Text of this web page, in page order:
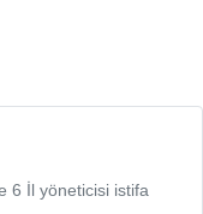
6 İl yöneticisi istifa